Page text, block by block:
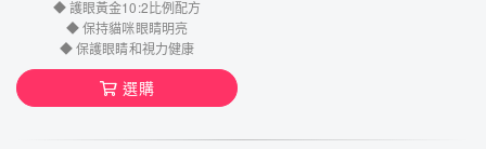
◆ 護眼黃金10:2比例配方
◆ 保持貓咪眼睛明亮
◆ 保護眼睛和視力健康
選購